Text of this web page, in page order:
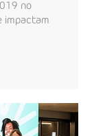
no
impactam